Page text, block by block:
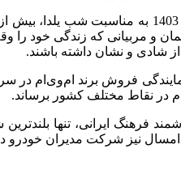
و مربیانی که زندگی خود
از شادی و نشان داشته باشند.
عین حال بیش از 90 نمایندگی فروش
در نقاط مختلف کشور برساند.
فرهنگ ایرانی، تنها
نیز شرکت مدیران خودرو